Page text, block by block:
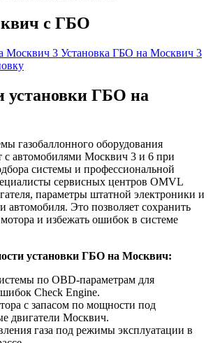
с ГБО
Установка ГБО на Москвич 3
установки ГБО на
газобаллонного оборудования
с автомобилями Москвич 3 и 6 при
системы и профессиональной
сервисных центров OMVL
параметры штатной электроники и
автомобиля. Это позволяет сохранить
и избежать ошибок в системе
установки ГБО на Москвич:
по OBD-параметрам для
Check Engine.
с запасом по мощности под
двигатели Москвич.
газа под режимы эксплуатации в